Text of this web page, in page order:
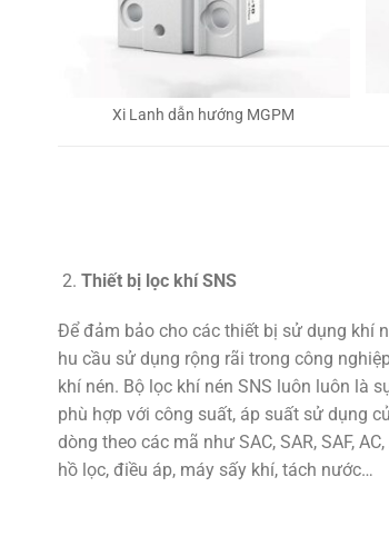
Xi Lanh dẫn hướng MGPM
Thiết bị lọc khí SNS
Để đảm bảo cho các thiết bị sử dụng khí
hu cầu sử dụng rộng rãi trong công
khí nén. Bộ lọc khí nén SNS luôn luôn là
phù hợp với công suất, áp suất sử dụng
dòng theo các mã như SAC, SAR, SAF,
hồ lọc, điều áp, máy sấy khí, tách nước…